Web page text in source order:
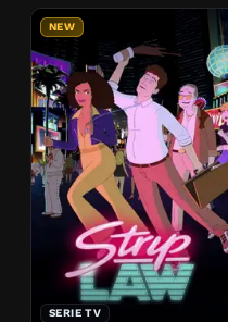
NEW
SERIE TV